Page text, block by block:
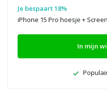
Je bespaart 18%
iPhone 15 Pro hoesje +
In mijn